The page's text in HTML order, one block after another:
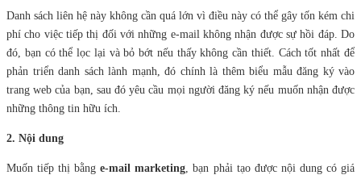
Danh sách liên hệ này không cần quá lớn vì điều này có thể gây tốn kém chi
phí cho việc tiếp thị đối với những e-mail không nhận được sự hồi đáp. Do
đó, bạn có thể lọc lại và bỏ bớt nếu thấy không cần thiết. Cách tốt nhất để
phản triển danh sách lành mạnh, đó chính là thêm biểu mẫu đăng ký vào
trang web của bạn, sau đó yêu cầu mọi người đăng ký nếu muốn nhận được
những thông tin hữu ích.
2. Nội dung
Muốn tiếp thị bằnge-mail marketing, bạn phải tạo được nội dung có giá